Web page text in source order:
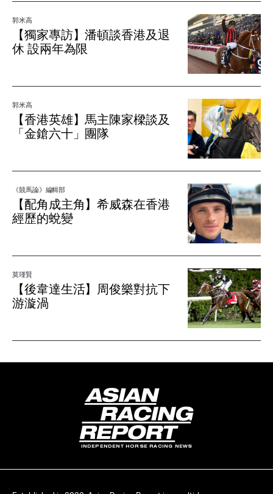
郭米高
【獨家專訪】潘頓談香港及退
休 設兩年為限
郭米高
【香港英雄】馬主陳家樑談及
「金鎗六十」團隊
《競馬論》編輯部
【配角成主角】希威森在香港
經歷的蛻變
莫瑾賢
【後韋達生活】周俊樂對抗下
游漩渦
INDEPENDENT HORSE RACING NEWS